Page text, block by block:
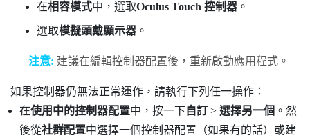
在相容模式中，選取Oculus Touch 控制器 。
選取模擬頭戴顯示器 。
注意: 建議在編輯控制器配置後，重新啟動應用程式。
如果控制器仍無法正常運作，請執行下列任一操作：
在使用中的控制器配置中，按一下自訂> 選擇另一個 。然
後從社群配置中選擇一個控制器配置（如果有的話）或建